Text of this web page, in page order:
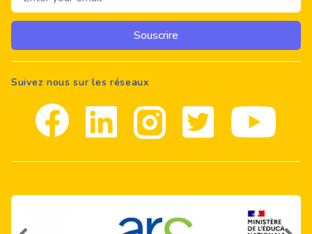
Souscrire
Suivez nous sur les réseaux
Facebook Linkedin Instagram Twitter youtube